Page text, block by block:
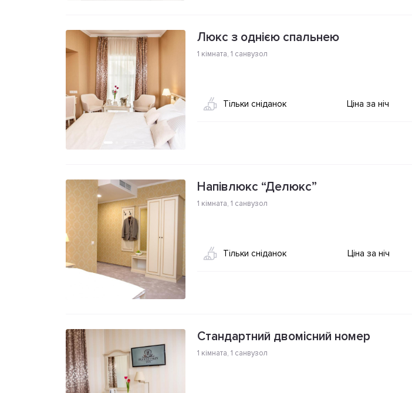
Люкс з однією спальнею
1 кімната, 1 санвузол
Тільки сніданок Ціна за ніч
Напівлюкс “Делюкс”
1 кімната, 1 санвузол
Тільки сніданок Ціна за ніч
Стандартний двомісний номер
1 кімната, 1 санвузол